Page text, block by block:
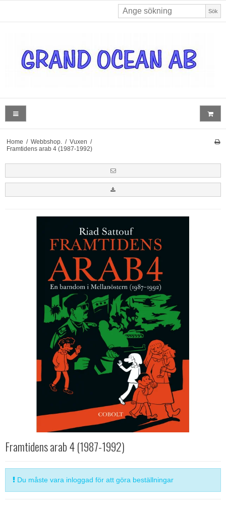
Sök
Home / Webbshop. / Vuxen /
Framtidens arab 4 (1987-1992)
Framtidens arab 4 (1987-1992)
Du måste vara inloggad för att göra beställningar